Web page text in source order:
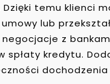
Dzięki temu klienci
lub
z
spłaty kredytu.